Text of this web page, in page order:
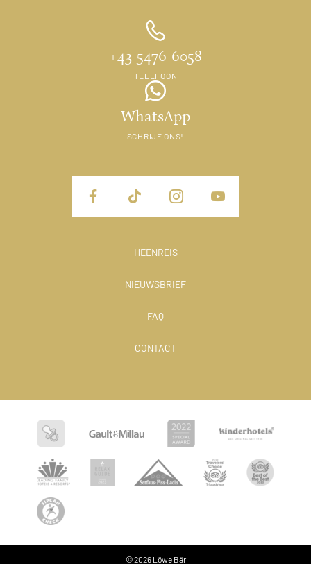
+43 5476 6058
TELEFOON
WhatsApp
SCHRIJF ONS!
HEENREIS
NIEUWSBRIEF
FAQ
CONTACT
© 2026 Löwe Bär